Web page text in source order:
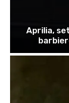
Aprilia,